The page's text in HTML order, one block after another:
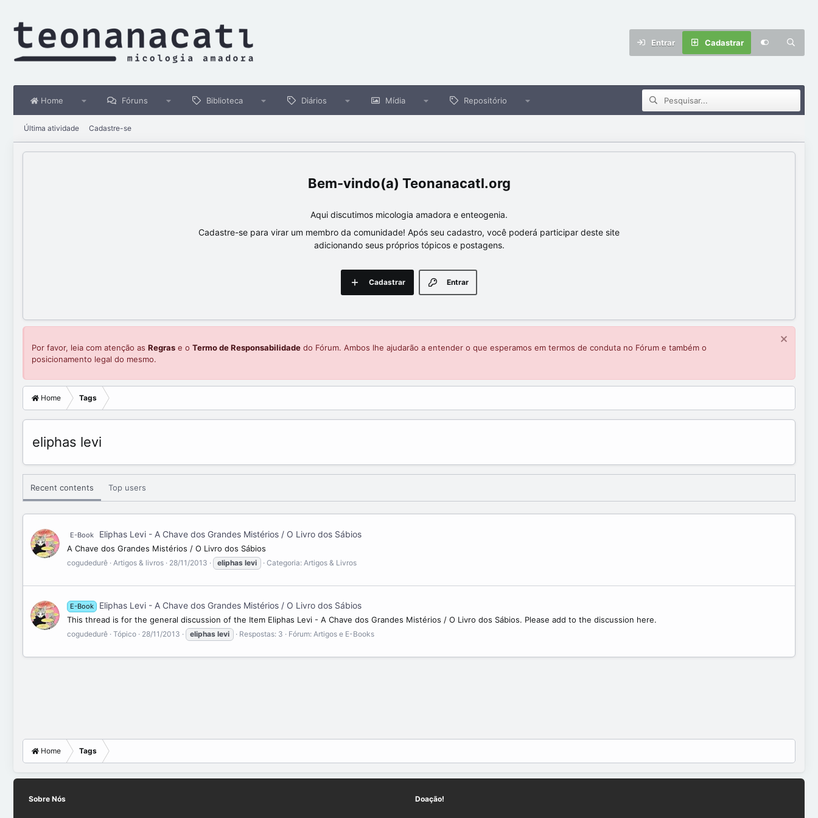
Entrar Cadastrar
Home Fóruns Biblioteca Diários Mídia Repositório
Última atividade Cadastre-se
Teonanacatl.org
Aqui discutimos micologia amadora e enteogenia.
Cadastre-se para virar um membro da comunidade! Após seu cadastro, você poderá participar deste site
adicionando seus próprios tópicos e postagens.
Entrar
Cadastrar
Por favor, leia com atenção as Regras e o Termo de Responsabilidade do Fórum. Ambos lhe ajudarão a entender o que esperamos em termos de conduta no Fórum e também o
posicionamento legal do mesmo.
Home Tags
eliphas levi
Recent contents Top users
E-Book Eliphas Levi - A Chave dos Grandes Mistérios / O Livro dos Sábios
A Chave dos Grandes Mistérios / O Livro dos Sábios
cogudedurê Artigos & livros 28/11/2013 eliphas levi Categoria: Artigos & Livros
E-Book Eliphas Levi - A Chave dos Grandes Mistérios / O Livro dos Sábios
This thread is for the general discussion of the Item Eliphas Levi - A Chave dos Grandes Mistérios / O Livro dos Sábios. Please add to the discussion here.
cogudedurê Tópico 28/11/2013 eliphas levi Respostas: 3 Fórum: Artigos e E-Books
Home Tags
Sobre Nós Doação!